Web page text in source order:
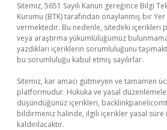
Sitemiz, 5651 Sayılı Kanun gereğince Bilgi
Kurumu (BTK) tarafından onaylanmış bir
vermektedir. Bu nedenle, sitedeki içerikleri
veya araştırma yükümlülüğümüz
yazdıkları içeriklerin sorumluluğunu
bu sorumluluğu kabul etmiş sayılırlar.
Sitemiz, kar amacı gütmeyen ve tamamen
platformudur. Hukuka ve yasal
düşündüğünüz içerikleri,
bildirmeniz halinde, ilgili içerikler yasal
kaldırılacaktır.